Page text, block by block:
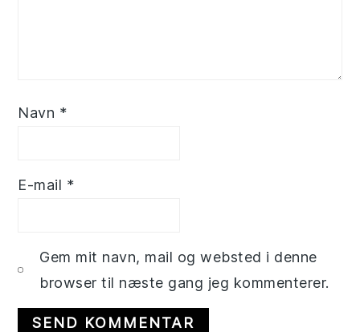
Navn *
E-mail *
Gem mit navn, mail og websted i denne
browser til næste gang jeg kommenterer.